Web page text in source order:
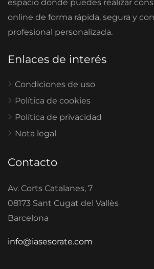
espacio donde puedes realizar
online de forma rápida, segura y
profesional personalizada.
Enlaces de interés
Condiciones de uso
Política de cookies
Política de privacidad
Nota legal
Contacto
Av. Corts Catalanes, 7
08173 Sant Cugat del Vallès
Barcelona
info@iasesorate.com